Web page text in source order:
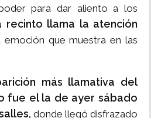
para dar aliento a los
recinto llama la atención
emoción que muestra en las
más llamativa del
fue el la de ayer sábado
donde llegó disfrazado